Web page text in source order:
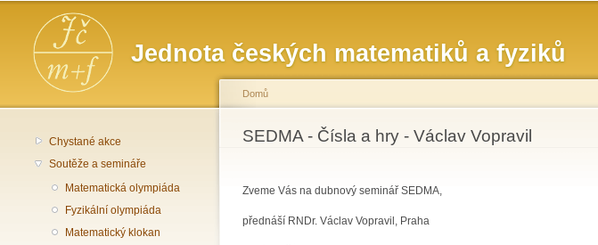
obsahu
Jednota českých matematiků a fyziků
Hlavní menu
Chystané akce
Soutěže a semináře
Matematická olympiáda
Fyzikální olympiáda
Matematický klokan
Jste zde
Domů
SEDMA - Čísla a hry - Václav Vopravil
Zveme Vás na dubnový seminář SEDMA,
přednáší RNDr. Václav Vopravil, Praha